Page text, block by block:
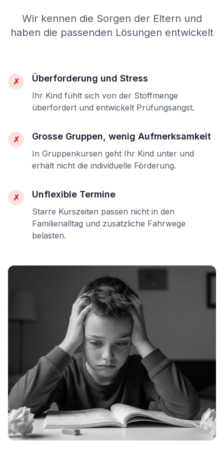
Wir kennen die Sorgen der Eltern und
haben die passenden Lösungen entwickelt
✗ Überforderung und Stress
Ihr Kind fühlt sich von der Stoffmenge
überfordert und entwickelt Prüfungsangst.
✗ Grosse Gruppen, wenig Aufmerksamkeit
In Gruppenkursen geht Ihr Kind unter und
erhält nicht die individuelle Förderung.
✗ Unflexible Termine
Starre Kurszeiten passen nicht in den
Familienalltag und zusätzliche Fahrwege
belasten.